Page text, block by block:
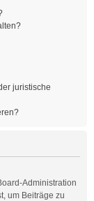
juristische
Administration
um Beiträge zu